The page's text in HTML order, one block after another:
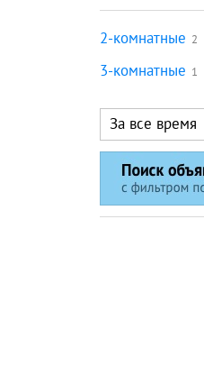
2-комнатные 2
3-комнатные 1
За все время